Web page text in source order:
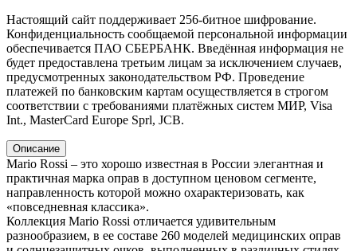
Настоящий сайт поддерживает 256-битное шифрование.
Конфиденциальность сообщаемой персональной информации
обеспечивается ПАО СБЕРБАНК. Введённая информация не
будет предоставлена третьим лицам за исключением случаев,
предусмотренных законодательством РФ. Проведение
платежей по банковским картам осуществляется в строгом
соответствии с требованиями платёжных систем МИР, Visa
Int., MasterCard Europe Sprl, JCB.
Описание
Mario Rossi – это хорошо известная в России элегантная и
практичная марка оправ в доступном ценовом сегменте,
направленность которой можно охарактеризовать, как
«повседневная классика».
Коллекция Mario Rossi отличается удивительным
разнообразием, в ее составе 260 моделей медицинских оправ